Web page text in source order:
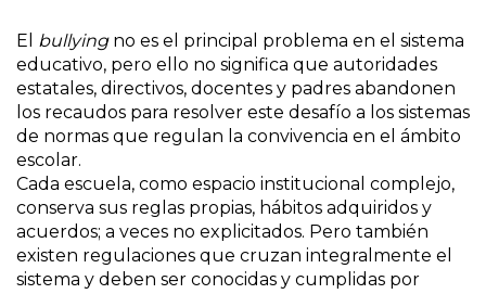
El bullyingno es el principal problema en el sistema
educativo, pero ello no significa que autoridades
estatales, directivos, docentes y padres abandonen
los recaudos para resolver este desafío a los sistemas
de normas que regulan la convivencia en el ámbito
escolar.
Cada escuela, como espacio institucional complejo,
conserva sus reglas propias, hábitos adquiridos y
acuerdos; a veces no explicitados. Pero también
existen regulaciones que cruzan integralmente el
sistema y deben ser conocidas y cumplidas por